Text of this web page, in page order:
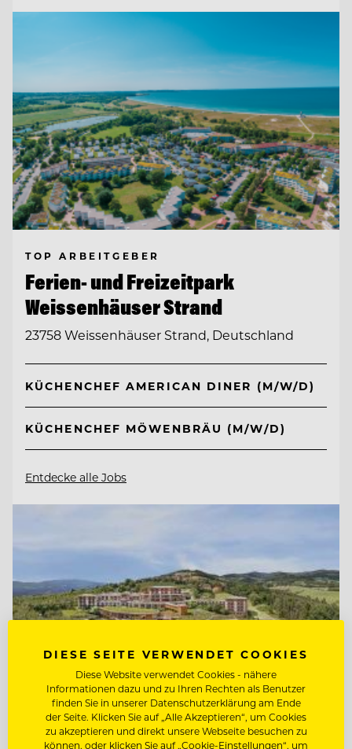
TOP ARBEITGEBER
Ferien- und Freizeitpark
Weissenhäuser Strand
23758 Weissenhäuser Strand, Deutschland
KÜCHENCHEF AMERICAN DINER (M/W/D)
KÜCHENCHEF MÖWENBRÄU (M/W/D)
Entdecke alle Jobs
DIESE SEITE VERWENDET COOKIES
Diese Website verwendet Cookies - nähere
Informationen dazu und zu Ihren Rechten als Benutzer
finden Sie in unserer Datenschutzerklärung am Ende
der Seite. Klicken Sie auf „Alle Akzeptieren“, um Cookies
zu akzeptieren und direkt unsere Webseite besuchen zu
können, oder klicken Sie auf „Cookie-Einstellungen“, um